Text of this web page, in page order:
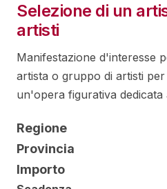
Selezione di un
artisti
Manifestazione d'interesse
artista o gruppo di artisti
un'opera figurativa dedicata
Regione
Provincia
Importo